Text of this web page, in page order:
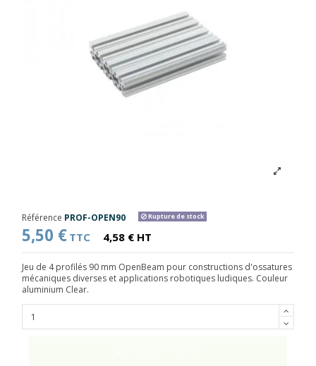
Référence PROF-OPEN90 Rupture de stock
5,50 € TTC 4,58 € HT
Jeu de 4 profilés 90 mm OpenBeam pour constructions d'ossatures
mécaniques diverses et applications robotiques ludiques. Couleur
aluminium Clear.